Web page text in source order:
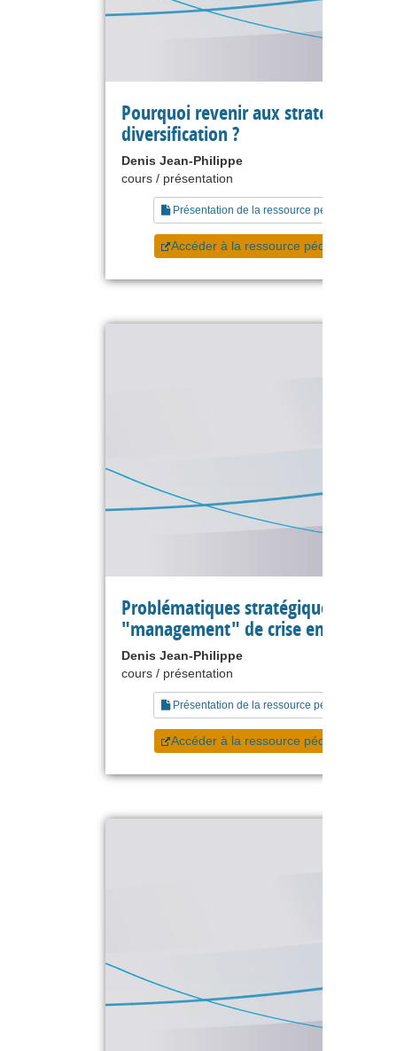
Pourquoi revenir aux stratégies de
diversification ?
Denis Jean-Philippe
cours / présentation
Présentation de la ressource pédagogique
Accéder à la ressource pédagogique
Problématiques stratégiques et
"management" de crise en zone
Denis Jean-Philippe
cours / présentation
Présentation de la ressource pédagogique
Accéder à la ressource pédagogique